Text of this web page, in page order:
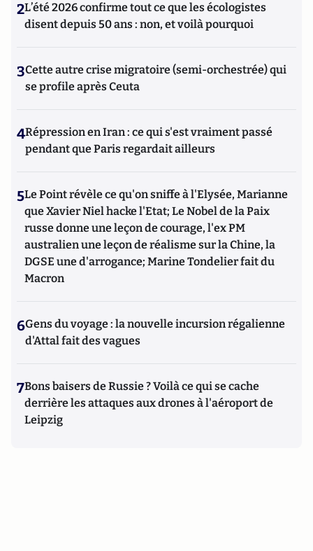
2L’été 2026 confirme tout ce que les écologistes
disent depuis 50 ans : non, et voilà pourquoi
3Cette autre crise migratoire (semi-orchestrée) qui
se profile après Ceuta
4Répression en Iran : ce qui s'est vraiment passé
pendant que Paris regardait ailleurs
5Le Point révèle ce qu'on sniffe à l'Elysée, Marianne
que Xavier Niel hacke l'Etat; Le Nobel de la Paix
russe donne une leçon de courage, l'ex PM
australien une leçon de réalisme sur la Chine, la
DGSE une d'arrogance; Marine Tondelier fait du
Macron
6Gens du voyage : la nouvelle incursion régalienne
d'Attal fait des vagues
7Bons baisers de Russie ? Voilà ce qui se cache
derrière les attaques aux drones à l'aéroport de
Leipzig